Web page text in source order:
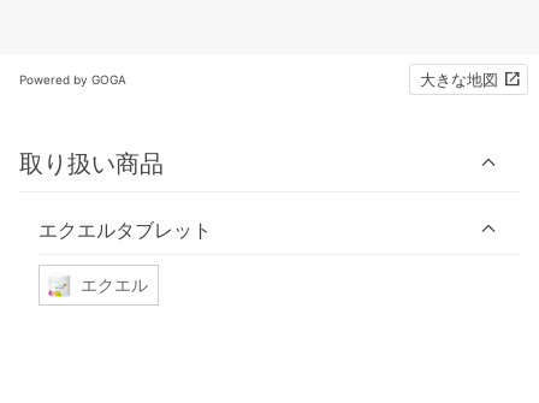
Powered by GOGA 大きな地図
取り扱い商品
エクエルタブレット
エクエル